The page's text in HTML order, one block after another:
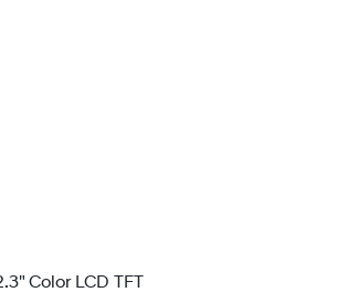
Color LCD TFT